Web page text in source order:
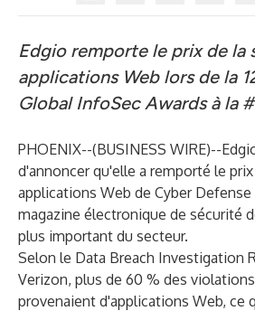
Edgio remporte le prix de la
applications Web lors de la
Global InfoSec Awards à la
PHOENIX--(BUSINESS WIRE)--
d'annoncer qu'elle a remporté le
applications Web de Cyber Defense
magazine électronique de sécurité
plus important du secteur.
Selon le Data Breach Investigation
Verizon, plus de 60 % des
provenaient d'applications Web, ce